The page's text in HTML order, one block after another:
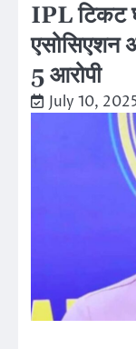
IPL टिकट
एसोसिएशन
5 आरोपी
July 10,